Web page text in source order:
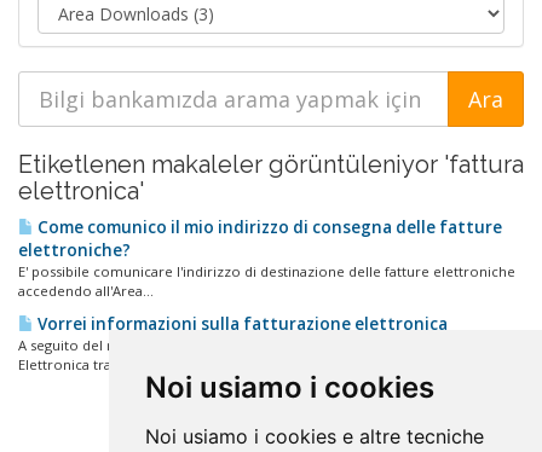
Noi usiamo i cookies
Noi usiamo i cookies e altre tecniche
Etiketlenen makaleler görüntüleniyor 'fattura
elettronica'
Come comunico il mio indirizzo di consegna delle fatture
elettroniche?
E' possibile comunicare l'indirizzo di destinazione delle fatture elettroniche
accedendo all'Area...
Vorrei informazioni sulla fatturazione elettronica
A seguito del recepimento degli obblighi di legge relativi alla Fatturazione
Elettronica tra...